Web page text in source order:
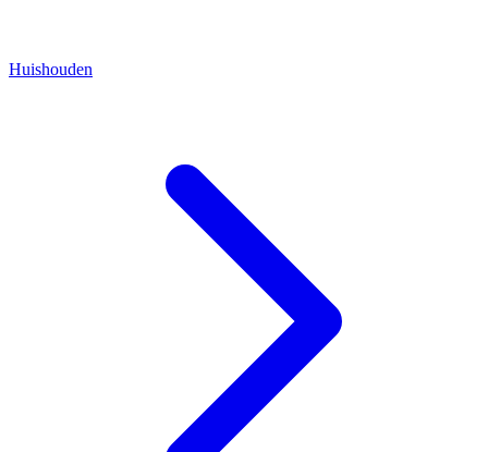
Huishouden